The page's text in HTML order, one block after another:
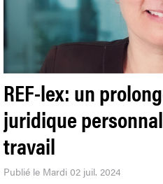
REF-lex: un
juridique
travail
Publié le Mardi 02 juil. 2024